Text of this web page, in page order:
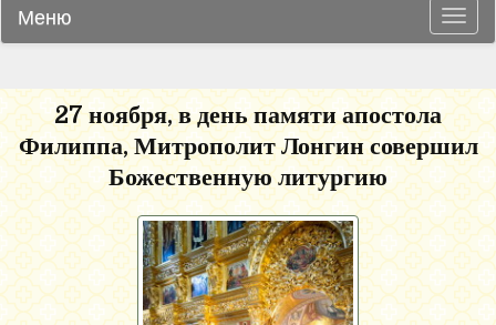
Меню
27 ноября, в день памяти апостола
Филиппа, Митрополит Лонгин совершил
Божественную литургию